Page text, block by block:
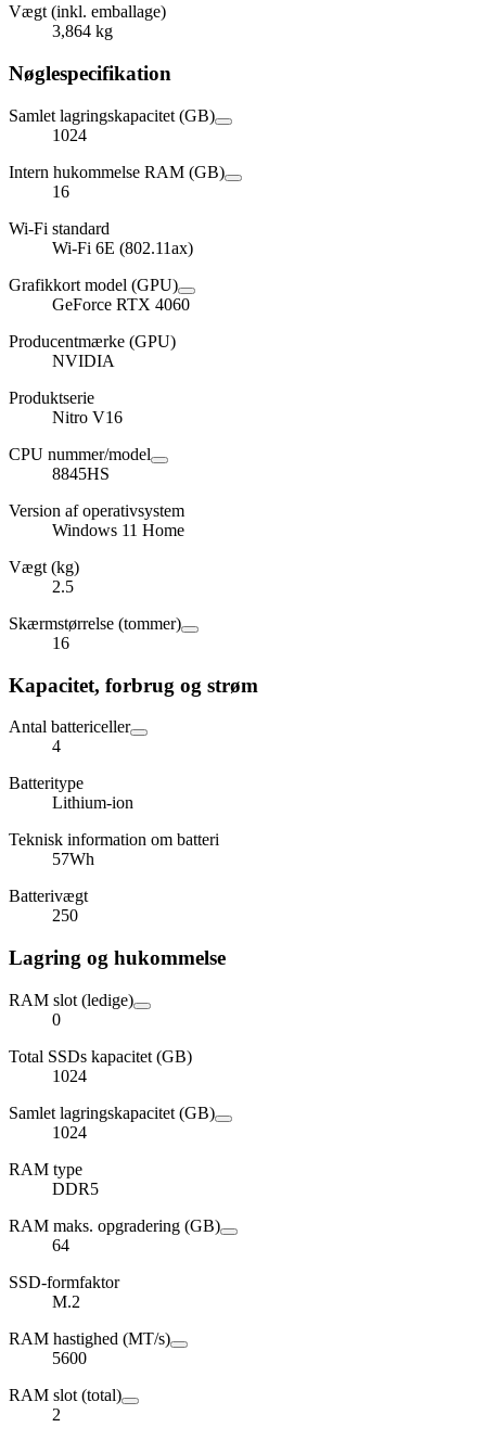
Vægt (inkl. emballage)
3,864 kg
Nøglespecifikation
Samlet lagringskapacitet (GB)
1024
Intern hukommelse RAM (GB)
16
Wi-Fi standard
Wi-Fi 6E (802.11ax)
Grafikkort model (GPU)
GeForce RTX 4060
Producentmærke (GPU)
NVIDIA
Produktserie
Nitro V16
CPU nummer/model
8845HS
Version af operativsystem
Windows 11 Home
Vægt (kg)
2.5
Skærmstørrelse (tommer)
16
Kapacitet, forbrug og strøm
Antal battericeller
4
Batteritype
Lithium-ion
Teknisk information om batteri
57Wh
Batterivægt
250
Lagring og hukommelse
RAM slot (ledige)
0
Total SSDs kapacitet (GB)
1024
Samlet lagringskapacitet (GB)
1024
RAM type
DDR5
RAM maks. opgradering (GB)
64
SSD-formfaktor
M.2
RAM hastighed (MT/s)
5600
RAM slot (total)
2